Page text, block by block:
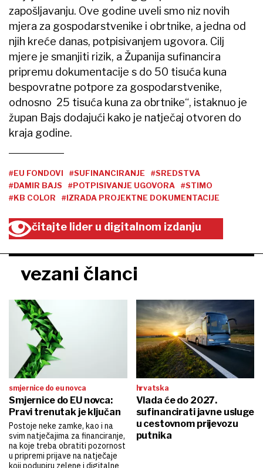
zapošljavanju. Ove godine uveli smo niz novih
mjera za gospodarstvenike i obrtnike, a jedna od
njih kreće danas, potpisivanjem ugovora. Cilj
mjere je smanjiti rizik, a Županija sufinancira
pripremu dokumentacije s do 50 tisuća kuna
bespovratne potpore za gospodarstvenike,
odnosno 25 tisuća kuna za obrtnike“, istaknuo je
župan Bajs dodajući kako je natječaj otvoren do
kraja godine.
#EU FONDOVI #SUFINANCIRANJE
#SREDSTVA
#DAMIR BAJS
#POTPISIVANJE UGOVORA
#STIMO
#KB COLOR
#IZRADA PROJEKTNE DOKUMENTACIJE
čitajte lider u digitalnom izdanju
vezani članci
smjernice do eu novca
Smjernice do EU novca:
Pravi trenutak je ključan
Postoje neke zamke, kao i na
svim natječajima za financiranje,
na koje treba obratiti pozornost
u pripremi prijave na natječaje
koji podupiru zelene i digitalne
hrvatska
Vlada će do 2027.
sufinancirati javne usluge
u cestovnom prijevozu
putnika